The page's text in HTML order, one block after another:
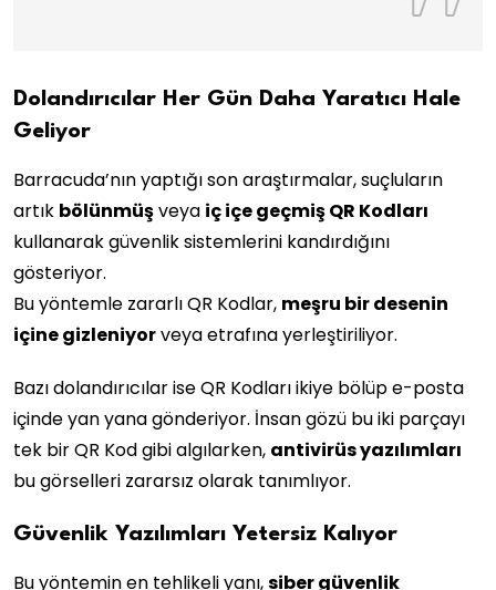
Dolandırıcılar Her Gün Daha Yaratıcı Hale
Geliyor
Barracuda’nın yaptığı son araştırmalar, suçluların
artık bölünmüşveya iç içe geçmiş QR Kodları
kullanarak güvenlik sistemlerini kandırdığını
gösteriyor.
Bu yöntemle zararlı QR Kodlar, meşru bir desenin
içine gizleniyorveya etrafına yerleştiriliyor.
Bazı dolandırıcılar ise QR Kodları ikiye bölüp e-posta
içinde yan yana gönderiyor. İnsan gözü bu iki parçayı
tek bir QR Kod gibi algılarken, antivirüs yazılımları
bu görselleri zararsız olarak tanımlıyor.
Güvenlik Yazılımları Yetersiz Kalıyor
Bu yöntemin en tehlikeli yanı,siber güvenlik